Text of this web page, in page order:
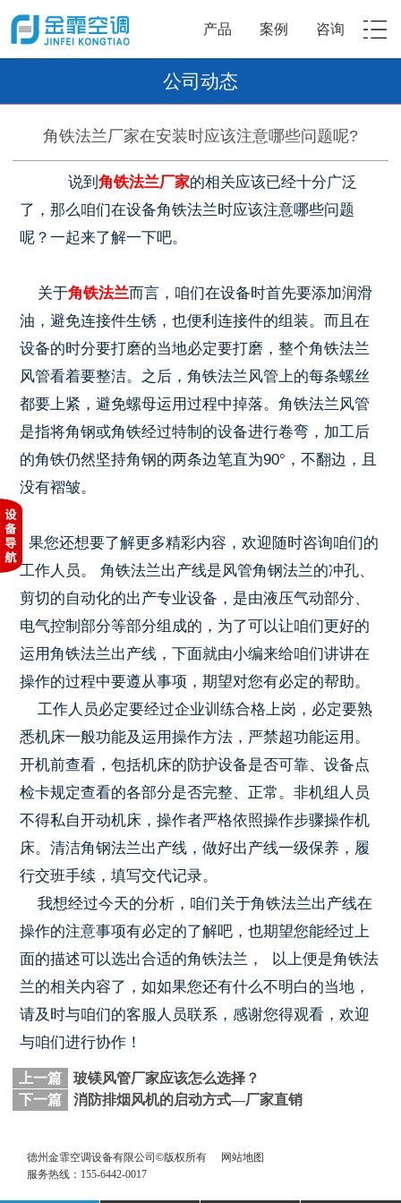
产品 案例 咨询
公司动态
角铁法兰厂家在安装时应该注意哪些问题呢?
说到角铁法兰厂家的相关应该已经十分广泛
了，那么咱们在设备角铁法兰时应该注意哪些问题
呢？一起来了解一下吧。
关于角铁法兰而言，咱们在设备时首先要添加润滑
油，避免连接件生锈，也便利连接件的组装。而且在
设备的时分要打磨的当地必定要打磨，整个角铁法兰
风管看着要整洁。之后，角铁法兰风管上的每条螺丝
都要上紧，避免螺母运用过程中掉落。角铁法兰风管
是指将角钢或角铁经过特制的设备进行卷弯，加工后
的角铁仍然坚持角钢的两条边笔直为90°，不翻边，且
没有褶皱。
果您还想要了解更多精彩内容，欢迎随时咨询咱们的
工作人员。 角铁法兰出产线是风管角钢法兰的冲孔、
剪切的自动化的出产专业设备，是由液压气动部分、
电气控制部分等部分组成的，为了可以让咱们更好的
运用角铁法兰出产线，下面就由小编来给咱们讲讲在
操作的过程中要遵从事项，期望对您有必定的帮助。
工作人员必定要经过企业训练合格上岗，必定要熟
悉机床一般功能及运用操作方法，严禁超功能运用。
开机前查看，包括机床的防护设备是否可靠、设备点
检卡规定查看的各部分是否完整、正常。非机组人员
不得私自开动机床，操作者严格依照操作步骤操作机
床。清洁角钢法兰出产线，做好出产线一级保养，履
行交班手续，填写交代记录。
我想经过今天的分析，咱们关于角铁法兰出产线在
操作的注意事项有必定的了解吧，也期望您能经过上
面的描述可以选出合适的角铁法兰， 以上便是角铁法
兰的相关内容了，如如果您还有什么不明白的当地，
请及时与咱们的客服人员联系，感谢您得观看，欢迎
与咱们进行协作！
上一篇
玻镁风管厂家应该怎么选择？
下一篇
消防排烟风机的启动方式—厂家直销
德州金霏空调设备有限公司©版权所有
网站地图
服务热线：155-6442-0017